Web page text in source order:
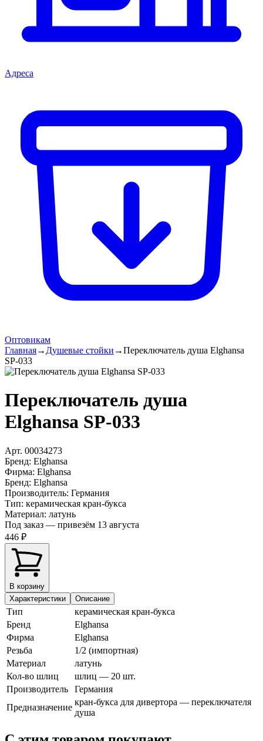
Адреса
Оптовикам
Главная→ Душевые стойки →Переключатель душа Elghansa
SP-033
Переключатель душа
Elghansa SP-033
Арт. 00034273
Бренд: Elghansa
Фирма: Elghansa
Бренд: Elghansa
Производитель: Германия
Тип: керамическая кран-букса
Материал: латунь
Под заказ — привезём 13 августа
446 ₽
В корзину
Характеристики
Описание
Тип
керамическая кран-букса
Бренд
Elghansa
Фирма
Elghansa
Резьба
1/2 (импортная)
Материал
латунь
Кол-во шлиц
шлиц — 20 шт.
Производитель
Германия
Предназначение
кран-букса для дивертора — переключателя
душа